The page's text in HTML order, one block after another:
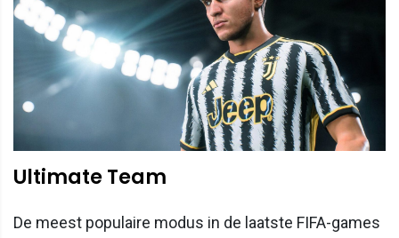
Ultimate Team
De meest populaire modus in de laatste FIFA-games